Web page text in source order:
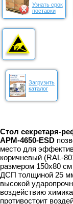
Узнать срок
поставки
Загрузить
каталог
Стол секретаря-
АРМ-4650-ESD
место для
коричневый (RAL-
размером 150х80 см
ДСП толщиной 25 мм
высокой
воздействию
противостоит